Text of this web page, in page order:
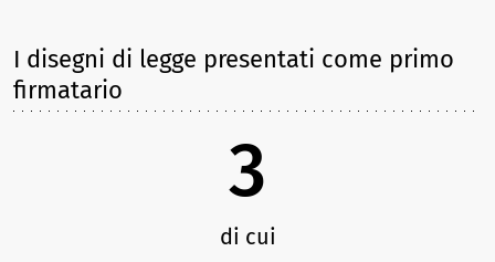
I disegni di legge presentati come primo
firmatario
3
di cui